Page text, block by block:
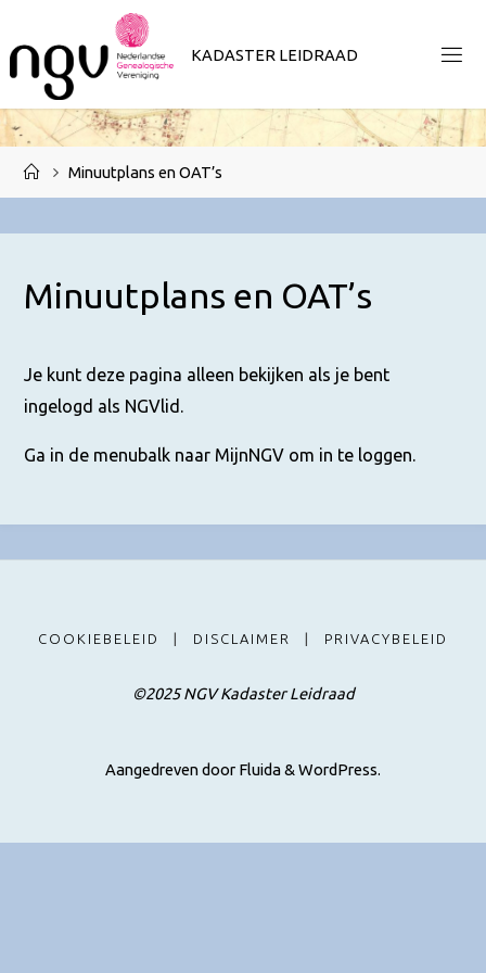
naar
de
inhoud
KADASTER LEIDRAAD
HomeMinuutplans en OAT’s
Minuutplans en OAT’s
Je kunt deze pagina alleen bekijken als je bent
ingelogd als NGVlid.
Ga in de menubalk naar MijnNGV om in te loggen.
COOKIEBELEID | DISCLAIMER | PRIVACYBELEID
©2025 NGV Kadaster Leidraad
Aangedreven door Fluida& WordPress.